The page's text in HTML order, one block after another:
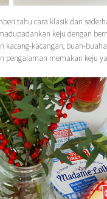
tahu cara klasik dan
keju dengan
kacang-kacangan, buah-
pengalaman memakan keju